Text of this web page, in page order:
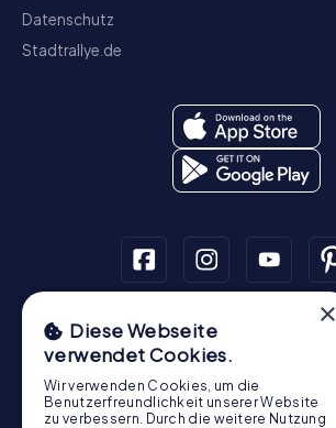
Datenschutz
Stadtrallye.de
Schnitzeljagd
Wien Graz Linz Salzburg
Wiener Neustadt
Steyr Bregenz
Krems an der Donau
×
Diese Webseite
verwendet Cookies.
Wir verwenden Cookies, um die
Benutzerfreundlichkeit unserer Website
zu verbessern. Durch die weitere Nutzung